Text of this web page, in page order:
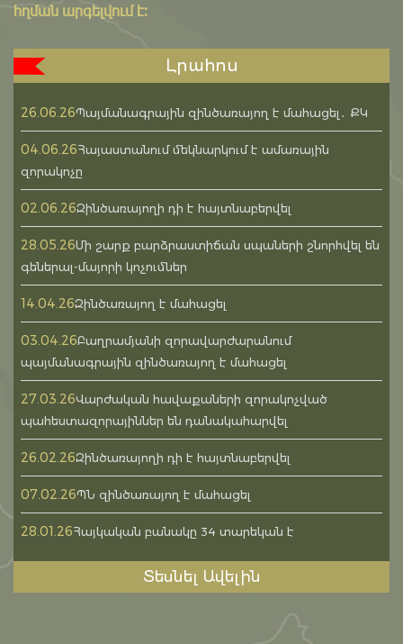
հղման արգելվում է:
Լրահոս
26.06.26Պայմանագրային զինծառայող է մահացել․ ՔԿ
04.06.26Հայաստանում մեկնարկում է ամառային
զորակոչը
02.06.26Զինծառայողի դի է հայտնաբերվել
28.05.26Մի շարք բարձրաստիճան սպաների շնորհվել են
գեներալ-մայորի կոչումներ
14.04.26Զինծառայող է մահացել
03.04.26Բաղրամյանի զորավարժարանում
պայմանագրային զինծառայող է մահացել
27.03.26Վարժական հավաքաների զորակոչված
պահեստազորայիններ են դանակահարվել
26.02.26Զինծառայողի դի է հայտնաբերվել
07.02.26ՊՆ զինծառայող է մահացել
28.01.26Հայկական բանակը 34 տարեկան է
Տեսնել Ավելին